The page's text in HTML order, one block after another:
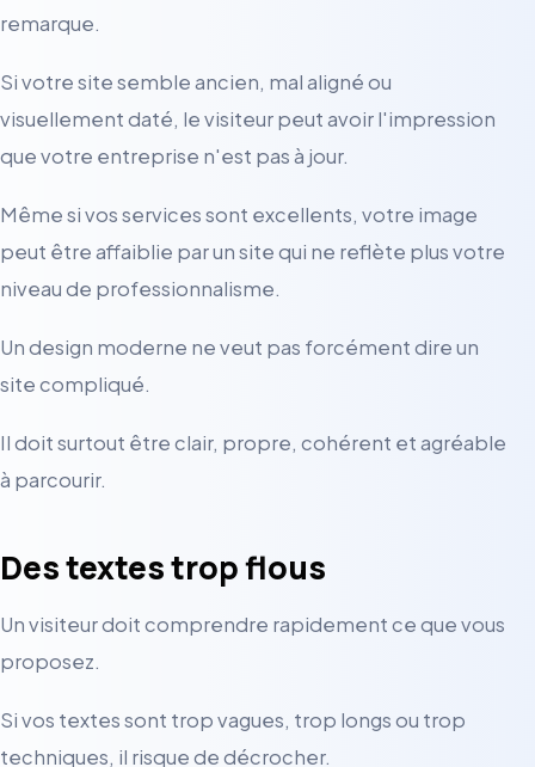
remarque.
Si votre site semble ancien, mal aligné ou
visuellement daté, le visiteur peut avoir l'impression
que votre entreprise n'est pas à jour.
Même si vos services sont excellents, votre image
peut être affaiblie par un site qui ne reflète plus votre
niveau de professionnalisme.
Un design moderne ne veut pas forcément dire un
site compliqué.
Il doit surtout être clair, propre, cohérent et agréable
à parcourir.
Des textes trop flous
Un visiteur doit comprendre rapidement ce que vous
proposez.
Si vos textes sont trop vagues, trop longs ou trop
techniques, il risque de décrocher.